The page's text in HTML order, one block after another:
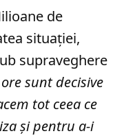
de
situației,
supraveghere
sunt decisive
tot ceea ce
și pentru a-i